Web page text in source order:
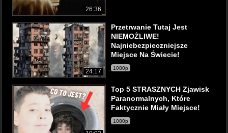
26:36
24:17
Przetrwanie Tutaj Jest
NIEMOŻLIWE!
Najniebezpieczniejsze
Miejsce Na Świecie!
1080p
Top 5 STRASZNYCH Zjawisk
Paranormalnych, Które
Faktycznie Miały Miejsce!
1080p